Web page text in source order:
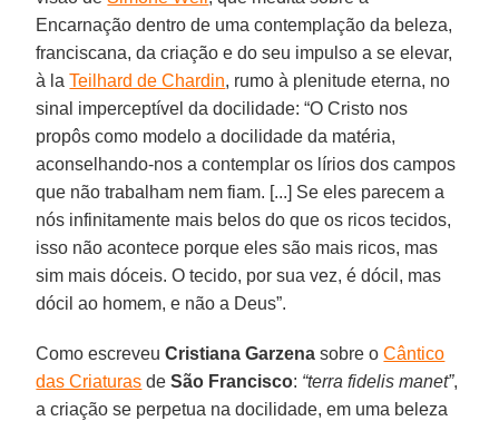
Encarnação dentro de uma contemplação da beleza,
franciscana, da criação e do seu impulso a se elevar,
à laTeilhard de Chardin, rumo à plenitude eterna, no
sinal imperceptível da docilidade: “O Cristo nos
propôs como modelo a docilidade da matéria,
aconselhando-nos a contemplar os lírios dos campos
que não trabalham nem fiam. [...] Se eles parecem a
nós infinitamente mais belos do que os ricos tecidos,
isso não acontece porque eles são mais ricos, mas
sim mais dóceis. O tecido, por sua vez, é dócil, mas
dócil ao homem, e não a Deus”.
Como escreveuCristiana Garzena sobre oCântico
das Criaturas de São Francisco: “terra fidelis manet”,
a criação se perpetua na docilidade, em uma beleza